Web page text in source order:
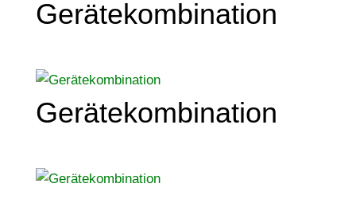
Gerätekombination
Gerätekombination